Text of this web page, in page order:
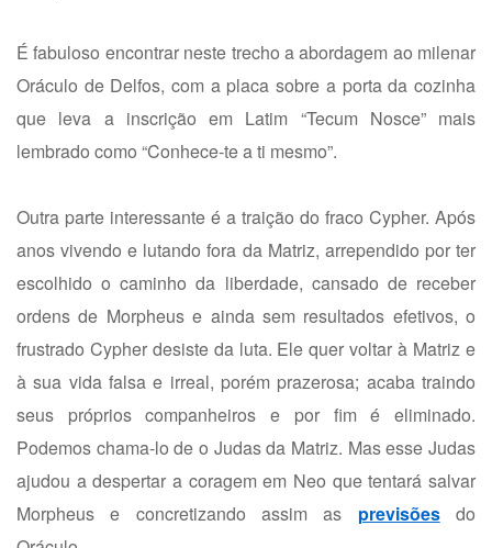
É fabuloso encontrar neste trecho a abordagem ao milenar
Oráculo de Delfos, com a placa sobre a porta da cozinha
que leva a inscrição em Latim “Tecum Nosce” mais
lembrado como “Conhece-te a ti mesmo”.
Outra parte interessante é a traição do fraco Cypher. Após
anos vivendo e lutando fora da Matriz, arrependido por ter
escolhido o caminho da liberdade, cansado de receber
ordens de Morpheus e ainda sem resultados efetivos, o
frustrado Cypher desiste da luta. Ele quer voltar à Matriz e
à sua vida falsa e irreal, porém prazerosa; acaba traindo
seus próprios companheiros e por fim é eliminado.
Podemos chama-lo de o Judas da Matriz. Mas esse Judas
ajudou a despertar a coragem em Neo que tentará salvar
Morpheus e concretizando assim as previsõesdo